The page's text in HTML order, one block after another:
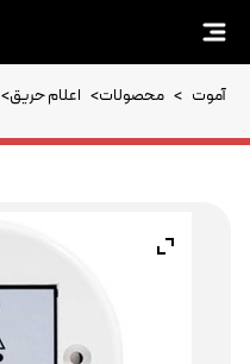
آموت > محصولات> اعلام حریق>